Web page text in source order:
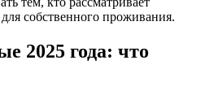
собственного проживания.
2025 года: что